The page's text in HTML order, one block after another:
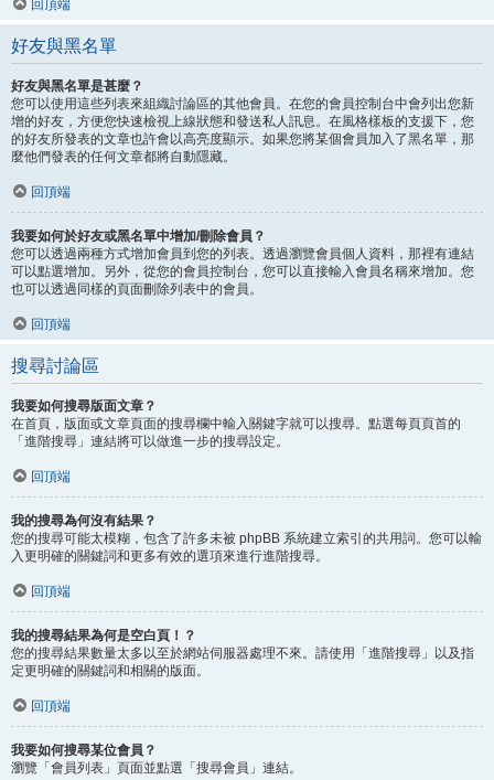
回頂端
好友與黑名單
好友與黑名單是甚麼？
您可以使用這些列表來組織討論區的其他會員。在您的會員控制台中會列出您新
增的好友，方便您快速檢視上線狀態和發送私人訊息。在風格樣板的支援下，您
的好友所發表的文章也許會以高亮度顯示。如果您將某個會員加入了黑名單，那
麼他們發表的任何文章都將自動隱藏。
回頂端
我要如何於好友或黑名單中增加/刪除會員？
您可以透過兩種方式增加會員到您的列表。透過瀏覽會員個人資料，那裡有連結
可以點選增加。另外，從您的會員控制台，您可以直接輸入會員名稱來增加。您
也可以透過同樣的頁面刪除列表中的會員。
回頂端
搜尋討論區
我要如何搜尋版面文章？
在首頁，版面或文章頁面的搜尋欄中輸入關鍵字就可以搜尋。點選每頁頁首的
「進階搜尋」連結將可以做進一步的搜尋設定。
回頂端
我的搜尋為何沒有結果？
您的搜尋可能太模糊，包含了許多未被 phpBB 系統建立索引的共用詞。您可以輸
入更明確的關鍵詞和更多有效的選項來進行進階搜尋。
回頂端
我的搜尋結果為何是空白頁！？
您的搜尋結果數量太多以至於網站伺服器處理不來。請使用「進階搜尋」以及指
定更明確的關鍵詞和相關的版面。
回頂端
我要如何搜尋某位會員？
瀏覽「會員列表」頁面並點選「搜尋會員」連結。